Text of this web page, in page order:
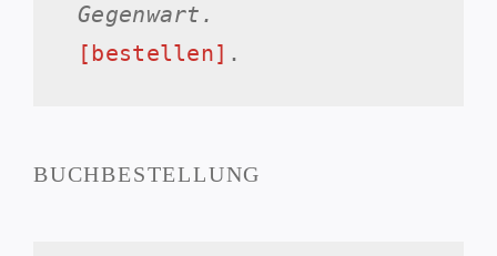
Gegenwart.
[bestellen] .
BUCHBESTELLUNG